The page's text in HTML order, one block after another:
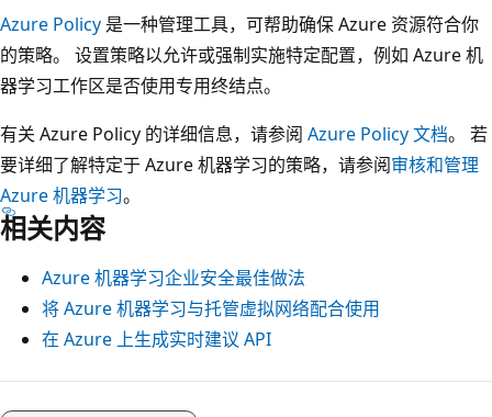
Azure Policy 是一种管理工具，可帮助确保 Azure 资源符合你
的策略。 设置策略以允许或强制实施特定配置，例如 Azure 机
器学习工作区是否使用专用终结点。
有关 Azure Policy 的详细信息，请参阅 Azure Policy 文档。 若
要详细了解特定于 Azure 机器学习的策略，请参阅审核和管理
Azure 机器学习。
相关内容
Azure 机器学习企业安全最佳做法
将 Azure 机器学习与托管虚拟网络配合使用
在 Azure 上生成实时建议 API